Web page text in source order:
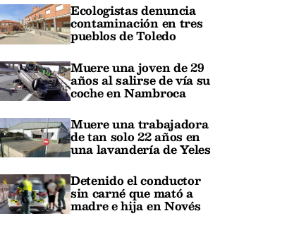
Ecologistas denuncia
contaminación en tres
pueblos de Toledo
Muere una joven de 29
años al salirse de vía su
coche en Nambroca
Muere una trabajadora
de tan solo 22 años en
una lavandería de Yeles
Detenido el conductor
sin carné que mató a
madre e hija en Novés